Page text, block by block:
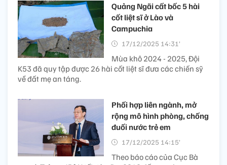
Quảng Ngãi cất bốc 5 hài
cốt liệt sĩ ở Lào và
Campuchia
17/12/2025 14:31’
Mùa khô 2024 - 2025, Đội
K53 đã quy tập được 26 hài cốt liệt sĩ đưa các chiến sỹ
về đất mẹ an táng.
Phối hợp liên ngành, mở
rộng mô hình phòng, chống
đuối nước trẻ em
17/12/2025 14:15’
Theo báo cáo của Cục Bà